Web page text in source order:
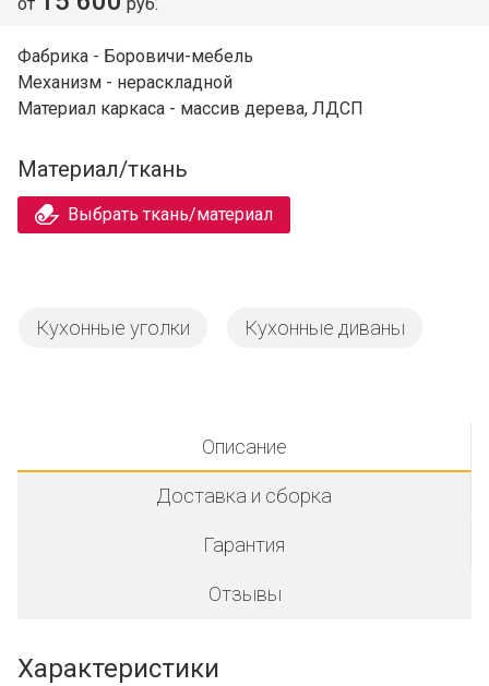
от руб.
Фабрика - Боровичи-мебель
Механизм - нераскладной
Материал каркаса - массив дерева, ЛДСП
Материал/ткань
Выбрать ткань/материал
Кухонные уголки Кухонные диваны
Описание
Доставка и сборка
Гарантия
Отзывы
Характеристики